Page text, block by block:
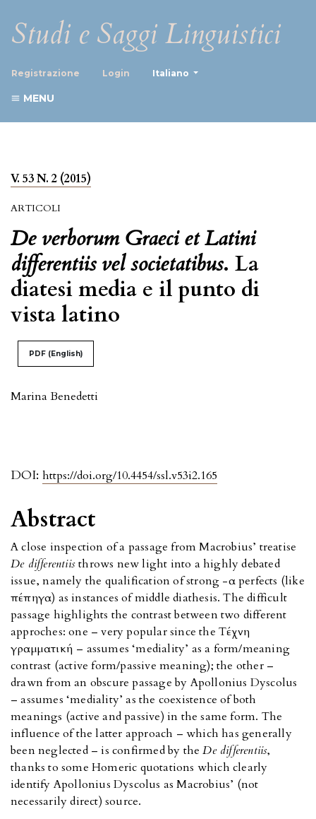
Studi e Saggi Linguistici
Registrazione Login Italiano
MENU
V. 53 N. 2 (2015)
ARTICOLI
De verborum Graeci et Latini
differentiis vel societatibus. La
diatesi media e il punto di
vista latino
PDF (English)
Marina Benedetti
DOI: https://doi.org/10.4454/ssl.v53i2.165
Abstract
A close inspection of a passage from Macrobius’ treatise
De differentiisthrows new light into a highly debated
issue, namely the qualification of strong -α perfects (like
πέπηγα) as instances of middle diathesis. The difficult
passage highlights the contrast between two different
approches: one – very popular since the Tέχνη
γραμματική – assumes ‘mediality’ as a form/meaning
contrast (active form/passive meaning); the other –
drawn from an obscure passage by Apollonius Dyscolus
– assumes ‘mediality’ as the coexistence of both
meanings (active and passive) in the same form. The
influence of the latter approach – which has generally
been neglected – is confirmed by theDe differentiis,
thanks to some Homeric quotations which clearly
identify Apollonius Dyscolus as Macrobius’ (not
necessarily direct) source.